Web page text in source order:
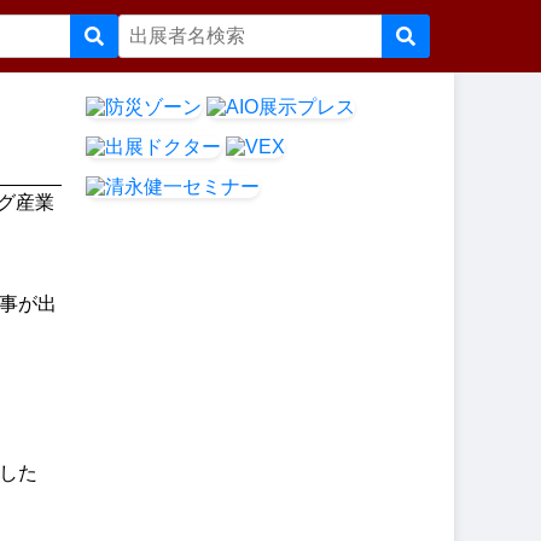
産業
が出
た